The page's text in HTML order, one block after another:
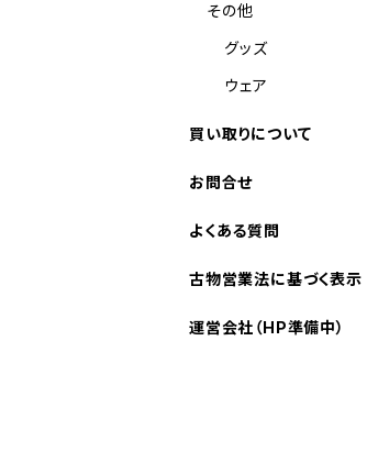
その他
グッズ
ウェア
買い取りについて
お問合せ
よくある質問
古物営業法に基づく表示
運営会社（HP準備中）